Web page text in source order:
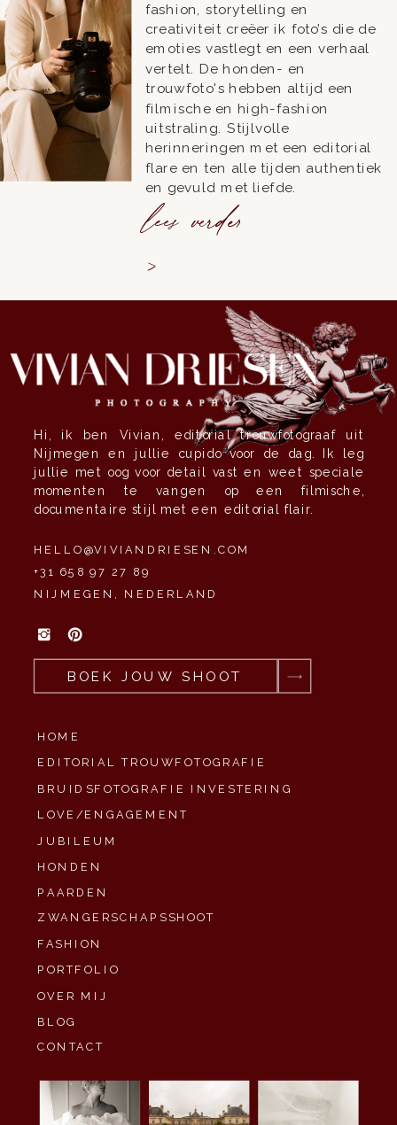
lees verder
>
fashion, storytelling en
creativiteit creëer ik foto’s die de
emoties vastlegt en een verhaal
vertelt. De honden- en
trouwfoto's hebben altijd een
filmische en high-fashion
uitstraling. Stijlvolle
herinneringen met een editorial
flare en ten alle tijden authentiek
en gevuld met liefde.
BOEK JOUW SHOOT
NIJMEGEN, NEDERLAND
+31 658 97 27 89
HELLO@VIVIANDRIESEN.COM
BLOG
PORTFOLIO
FASHION
PAARDEN
HONDEN
JUBILEUM
EDITORIAL TROUWFOTOGRAFIE
OVER MIJ
HOME
Hi, ik ben Vivian, editorial trouwfotograaf uit
Nijmegen en jullie cupido voor de dag. Ik leg
jullie met oog voor detail vast en weet speciale
momenten te vangen op een filmische,
documentaire stijl met een editorial flair.
CONTACT
LOVE/ENGAGEMENT
BRUIDSFOTOGRAFIE INVESTERING
ZWANGERSCHAPSSHOOT